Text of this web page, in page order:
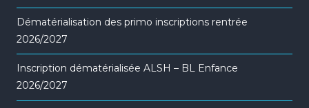
Dématérialisation des primo inscriptions rentrée
2026/2027
Inscription dématérialisée ALSH – BL Enfance
2026/2027